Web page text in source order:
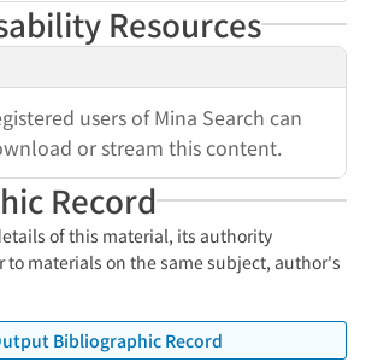
Resources
users of Mina Search can
or stream this content.
Record
of this material, its authority
to materials on the same subject, author's
Bibliographic Record